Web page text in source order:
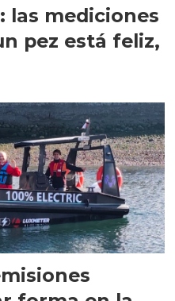
las mediciones
pez está feliz,